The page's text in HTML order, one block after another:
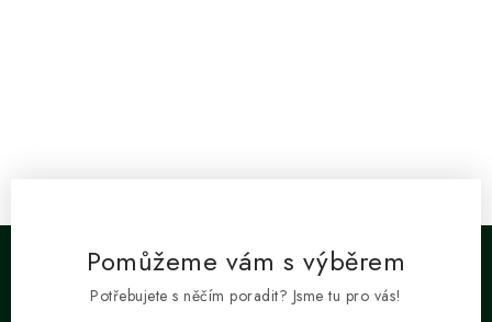
Pomůžeme vám s výběrem
Potřebujete s něčím poradit? Jsme tu pro vás!